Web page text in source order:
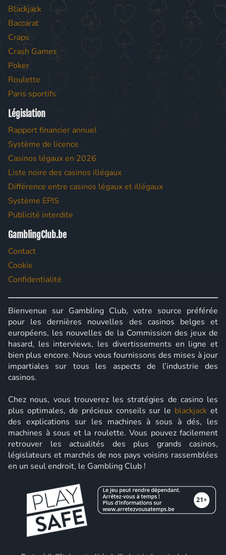
Blackjack
Baccarat
Craps
Crash Games
Poker
Roulette
Paris sportifs
Législation
Rapport financier annuel
Système de licence
Casinos légaux en 2026
Liste noire des casinos illégaux
Différence entre casinos légaux et illégaux
Système EPIS
Publicité interdite
GamblingClub.be
Contact
Cookie
Confidentialité
Bienvenue sur Gambling Club, votre source préférée
pour les dernières nouvelles des casinos belges et
européens, les nouvelles de la Commission des jeux de
hasard, les interviews, les divertissements en ligne et
bien plus encore. Nous vous fournissons des mises à jour
impartiales sur tous les aspects de l’industrie des
casinos.
Chez nous, vous trouverez les stratégies de casino les
plus optimales, de précieux conseils sur le blackjack et
des explications sur les machines à sous à dés, les
machines à sous et la roulette. Vous pouvez facilement
retrouver les actualités des plus grands casinos,
législateurs et marchés de nos pays voisins rassemblées
en un seul endroit, le Gambling Club !